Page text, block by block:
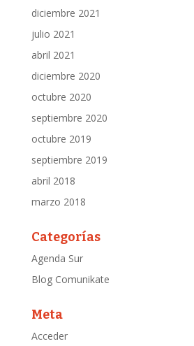
diciembre 2021
julio 2021
abril 2021
diciembre 2020
octubre 2020
septiembre 2020
octubre 2019
septiembre 2019
abril 2018
marzo 2018
Categorías
Agenda Sur
Blog Comunikate
Meta
Acceder